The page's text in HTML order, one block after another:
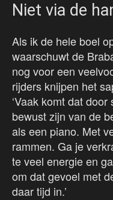
Niet via de
Als ik de hele boel
waarschuwt de
nog voor een
rijders knijpen het
‘Vaak komt dat
bewust zijn van de
als een piano. Met
rammen. Ga je
te veel energie en
om dat gevoel met
daar tijd in.’